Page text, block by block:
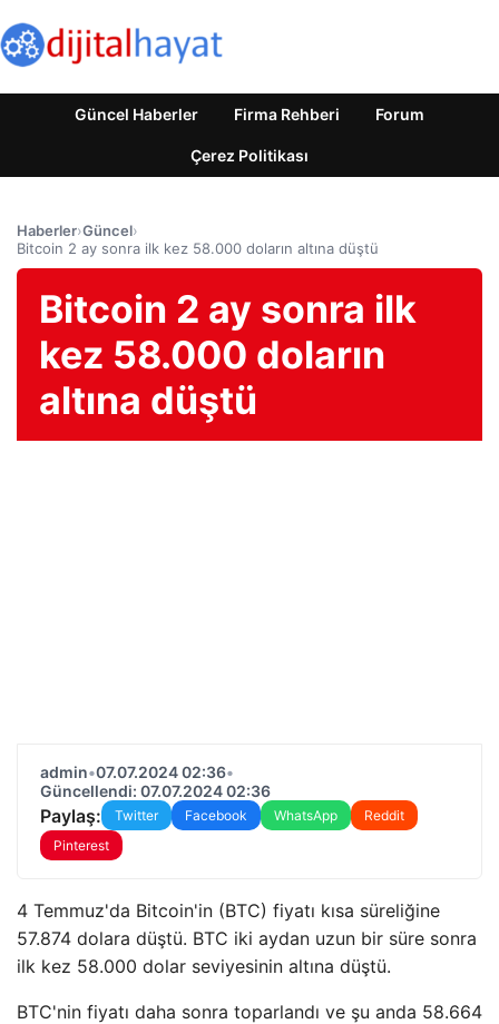
Güncel Haberler Firma Rehberi Forum
Çerez Politikası
Haberler›Güncel›
Bitcoin 2 ay sonra ilk kez 58.000 doların altına düştü
Bitcoin 2 ay sonra ilk
kez 58.000 doların
altına düştü
admin•07.07.2024 02:36•
Güncellendi: 07.07.2024 02:36
Paylaş: Twitter Facebook WhatsApp
Reddit
Pinterest
4 Temmuz'da Bitcoin'in (BTC) fiyatı kısa süreliğine
57.874 dolara düştü. BTC iki aydan uzun bir süre sonra
ilk kez 58.000 dolar seviyesinin altına düştü.
BTC'nin fiyatı daha sonra toparlandı ve şu anda 58.664